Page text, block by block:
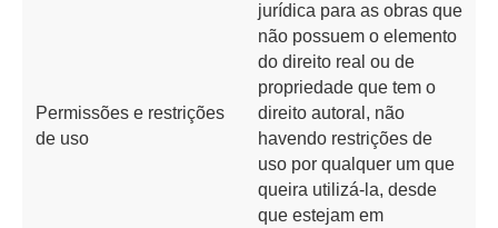
Permissões e restrições
de uso
jurídica para as obras que
não possuem o elemento
do direito real ou de
propriedade que tem o
direito autoral, não
havendo restrições de
uso por qualquer um que
queira utilizá-la, desde
que estejam em